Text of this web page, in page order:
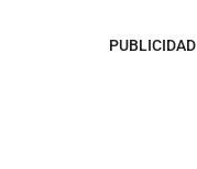
PUBLICIDAD